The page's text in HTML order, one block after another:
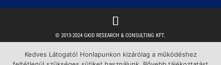
© 2013-2024 GKID RESEARCH & CONSULTING KFT.
Share ThisKedves Látogató! Honlapunkon kizárólag a működéshez